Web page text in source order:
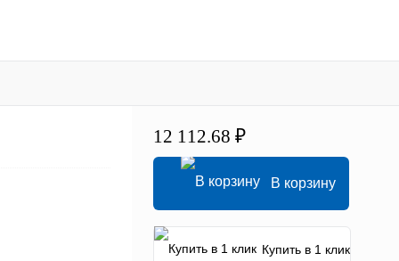
12 112.68 ₽
В корзину
Купить в 1 клик